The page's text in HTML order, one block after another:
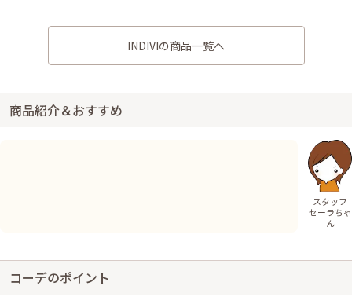
INDIVIの商品一覧へ
商品紹介＆おすすめ
スタッフ
セーラちゃ
ん
コーデのポイント